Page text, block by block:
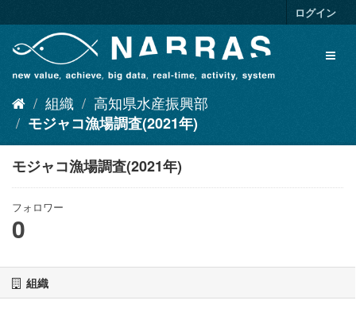
キ
ログイン
組織
高知県水産振興部
モジャコ漁場調査(2021年)
モジャコ漁場調査(2021年)
フォロワー
0
組織